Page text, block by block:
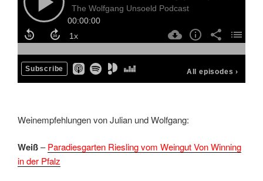
Weinempfehlungen von Julian und Wolfgang:
Weiß–Paradiesgarten Riesling vom Weingut Von Winning
in der Pfalz